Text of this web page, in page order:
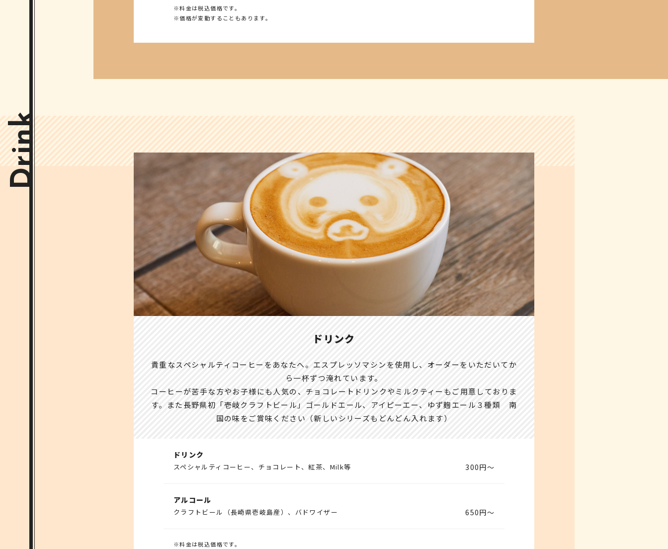
※料金は税込価格です。
※価格が変動することもあります。
Drink
ドリンク
貴重なスペシャルティコーヒーをあなたへ。エスプレッソマシンを使用し、オーダーをいただいてか
ら一杯ずつ淹れています。
コーヒーが苦手な方やお子様にも人気の、チョコレートドリンクやミルクティーもご用意しておりま
す。また長野県初「壱岐クラフトビール」ゴールドエール、アイピーエー、ゆず麹エール３種類 南
国の味をご賞味ください（新しいシリーズもどんどん入れます）
ドリンク
スペシャルティコーヒー、チョコレート、紅茶、Milk等 300円～
アルコール
クラフトビール（長崎県壱岐島産）、バドワイザー 650円～
※料金は税込価格です。